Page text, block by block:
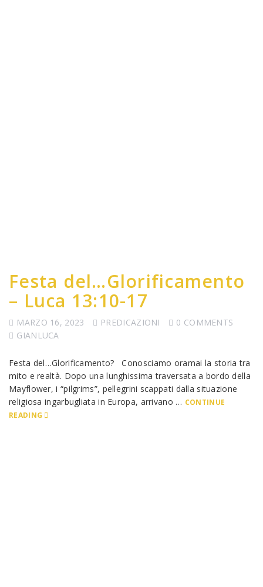
Festa del…Glorificamento
– Luca 13:10-17
MARZO 16, 2023 PREDICAZIONI
0 COMMENTS
GIANLUCA
Festa del…Glorificamento? Conosciamo oramai la storia tra
mito e realtà. Dopo una lunghissima traversata a bordo della
Mayflower, i “pilgrims”, pellegrini scappati dalla situazione
religiosa ingarbugliata in Europa, arrivano … CONTINUE
READING